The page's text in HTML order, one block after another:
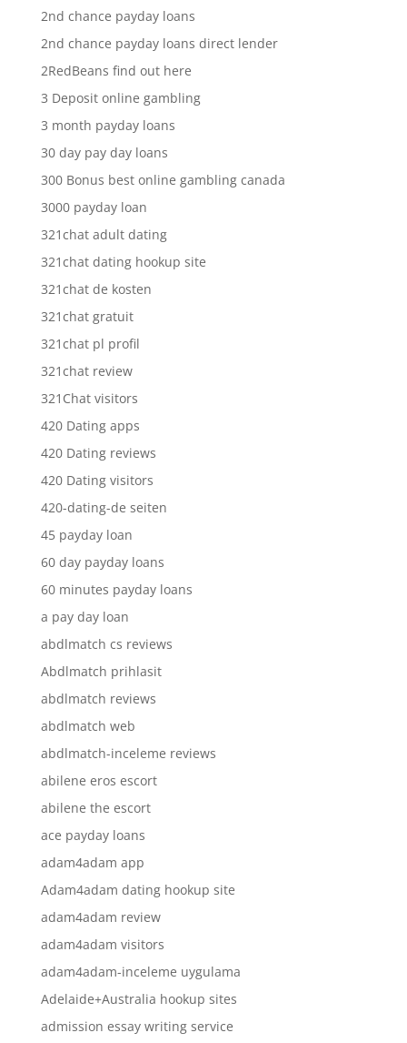
2nd chance payday loans
2nd chance payday loans direct lender
2RedBeans find out here
3 Deposit online gambling
3 month payday loans
30 day pay day loans
300 Bonus best online gambling canada
3000 payday loan
321chat adult dating
321chat dating hookup site
321chat de kosten
321chat gratuit
321chat pl profil
321chat review
321Chat visitors
420 Dating apps
420 Dating reviews
420 Dating visitors
420-dating-de seiten
45 payday loan
60 day payday loans
60 minutes payday loans
a pay day loan
abdlmatch cs reviews
Abdlmatch prihlasit
abdlmatch reviews
abdlmatch web
abdlmatch-inceleme reviews
abilene eros escort
abilene the escort
ace payday loans
adam4adam app
Adam4adam dating hookup site
adam4adam review
adam4adam visitors
adam4adam-inceleme uygulama
Adelaide+Australia hookup sites
admission essay writing service